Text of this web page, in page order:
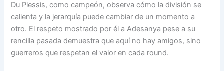
Du Plessis, como campeón, observa cómo la división se
calienta y la jerarquía puede cambiar de un momento a
otro. El respeto mostrado por él a Adesanya pese a su
rencilla pasada demuestra que aquí no hay amigos, sino
guerreros que respetan el valor en cada round.